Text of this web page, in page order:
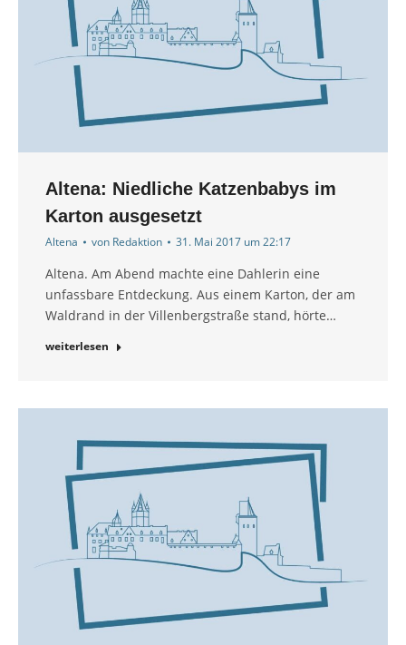
Altena: Niedliche Katzenbabys im
Karton ausgesetzt
Altena von Redaktion 31. Mai 2017 um 22:17
Altena. Am Abend machte eine Dahlerin eine
unfassbare Entdeckung. Aus einem Karton, der am
Waldrand in der Villenbergstraße stand, hörte…
weiterlesen